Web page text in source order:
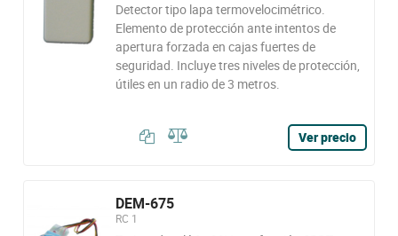
Detector tipo lapa termovelocimétrico.
Elemento de protección ante intentos de
apertura forzada en cajas fuertes de
seguridad. Incluye tres niveles de protección,
útiles en un radio de 3 metros.
Ver precio
DEM-675
RC 1